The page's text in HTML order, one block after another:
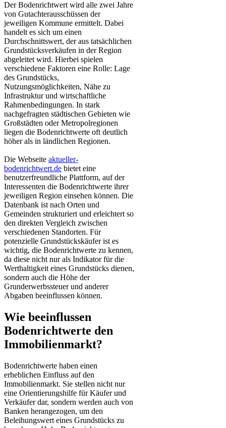
Der Bodenrichtwert wird alle zwei Jahre
von Gutachterausschüssen der
jeweiligen Kommune ermittelt. Dabei
handelt es sich um einen
Durchschnittswert, der aus tatsächlichen
Grundstücksverkäufen in der Region
abgeleitet wird. Hierbei spielen
verschiedene Faktoren eine Rolle: Lage
des Grundstücks,
Nutzungsmöglichkeiten, Nähe zu
Infrastruktur und wirtschaftliche
Rahmenbedingungen. In stark
nachgefragten städtischen Gebieten wie
Großstädten oder Metropolregionen
liegen die Bodenrichtwerte oft deutlich
höher als in ländlichen Regionen.
Die Webseite aktueller-
bodenrichtwert.de bietet eine
benutzerfreundliche Plattform, auf der
Interessenten die Bodenrichtwerte ihrer
jeweiligen Region einsehen können. Die
Datenbank ist nach Orten und
Gemeinden strukturiert und erleichtert so
den direkten Vergleich zwischen
verschiedenen Standorten. Für
potenzielle Grundstückskäufer ist es
wichtig, die Bodenrichtwerte zu kennen,
da diese nicht nur als Indikator für die
Werthaltigkeit eines Grundstücks dienen,
sondern auch die Höhe der
Grunderwerbssteuer und anderer
Abgaben beeinflussen können.
Wie beeinflussen
Bodenrichtwerte den
Immobilienmarkt?
Bodenrichtwerte haben einen
erheblichen Einfluss auf den
Immobilienmarkt. Sie stellen nicht nur
eine Orientierungshilfe für Käufer und
Verkäufer dar, sondern werden auch von
Banken herangezogen, um den
Beleihungswert eines Grundstücks zu